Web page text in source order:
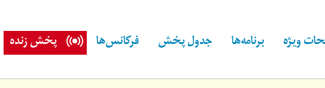
ویژه برنامه‌ها جدول پخش فرکانس‌ها پخش زنده